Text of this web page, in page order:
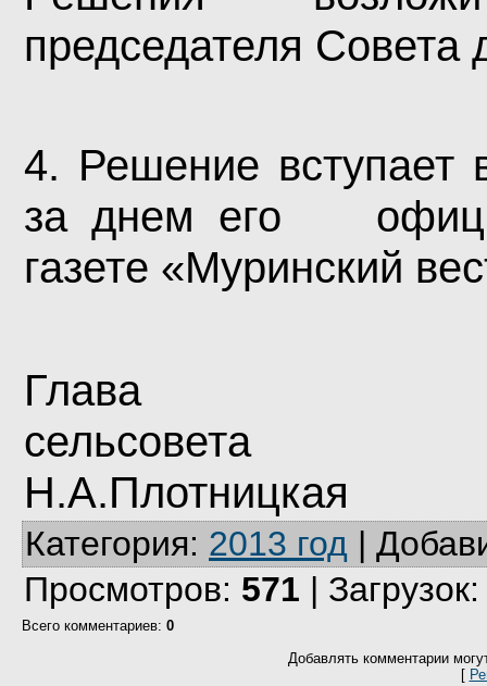
председателя
4. Решение вступает
за днем его
газете «Муринский
Н.А.Плотницкая
Категория: 2013 год |
Просмотров: 571 | Загрузок
Всего комментариев: 0
Добавлять комментарии
[